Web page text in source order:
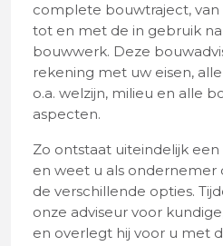
complete bouwtraject, van
tot en met de in gebruik
bouwwerk. Deze
rekening met uw eisen,
o.a. welzijn, milieu en alle
aspecten.
Zo ontstaat uiteindelijk
en weet u als ondernemer
de verschillende opties.
onze adviseur voor
en overlegt hij voor u met